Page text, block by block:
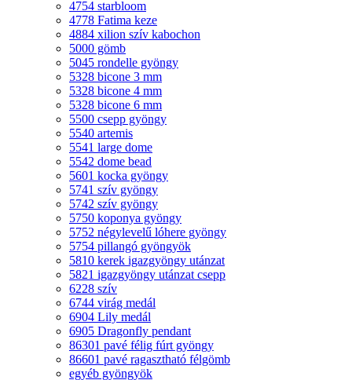
4754 starbloom
4778 Fatima keze
4884 xilion szív kabochon
5000 gömb
5045 rondelle gyöngy
5328 bicone 3 mm
5328 bicone 4 mm
5328 bicone 6 mm
5500 csepp gyöngy
5540 artemis
5541 large dome
5542 dome bead
5601 kocka gyöngy
5741 szív gyöngy
5742 szív gyöngy
5750 koponya gyöngy
5752 négylevelű lóhere gyöngy
5754 pillangó gyöngyök
5810 kerek igazgyöngy utánzat
5821 igazgyöngy utánzat csepp
6228 szív
6744 virág medál
6904 Lily medál
6905 Dragonfly pendant
86301 pavé félig fúrt gyöngy
86601 pavé ragasztható félgömb
egyéb gyöngyök